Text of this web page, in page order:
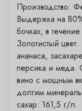
Производство:
Выдержка на
бочках, в
Золотистый
ананаса,
персика и меда.
вино с мощным
долгим
сахар: 161,5 г/л.